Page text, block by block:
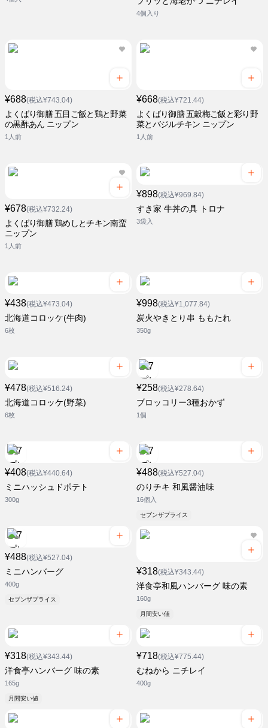
4個入り
¥688(税込¥743.04)
よくばり御膳 五目ご飯と鶏と野菜
の黒酢あん ニップン
1人前
¥668(税込¥721.44)
よくばり御膳 五穀梅ご飯と彩り野
菜とバジルチキン ニップン
1人前
¥678(税込¥732.24)
よくばり御膳 鶏めしとチキン南蛮
ニップン
1人前
¥898(税込¥969.84)
すき家 牛丼の具 トロナ
3袋入
¥438(税込¥473.04)
北海道コロッケ(牛肉)
6枚
¥998(税込¥1,077.84)
炭火やきとり串 ももたれ
350g
¥478(税込¥516.24)
北海道コロッケ(野菜)
6枚
¥258(税込¥278.64)
ブロッコリー3種おかず
1個
¥408(税込¥440.64)
ミニハッシュドポテト
300g
¥488(税込¥527.04)
のりチキ 和風醤油味
16個入
セブンザプライス
¥488(税込¥527.04)
ミニハンバーグ
400g
セブンザプライス
¥318(税込¥343.44)
洋食亭和風ハンバーグ 味の素
160g
月間安い値
¥318(税込¥343.44)
洋食亭ハンバーグ 味の素
165g
月間安い値
¥718(税込¥775.44)
むねから ニチレイ
400g